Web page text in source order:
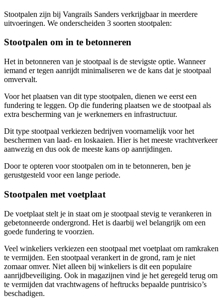
Stootpalen zijn bij Vangrails Sanders verkrijgbaar in meerdere
uitvoeringen. We onderscheiden 3 soorten stootpalen:
Stootpalen om in te betonneren
Het in betonneren van je stootpaal is de stevigste optie. Wanneer
iemand er tegen aanrijdt minimaliseren we de kans dat je stootpaal
omvervalt.
Voor het plaatsen van dit type stootpalen, dienen we eerst een
fundering te leggen. Op die fundering plaatsen we de stootpaal als
extra bescherming van je werknemers en infrastructuur.
Dit type stootpaal verkiezen bedrijven voornamelijk voor het
beschermen van laad- en loskaaien. Hier is het meeste vrachtverkeer
aanwezig en dus ook de meeste kans op aanrijdingen.
Door te opteren voor stootpalen om in te betonneren, ben je
gerustgesteld voor een lange periode.
Stootpalen met voetplaat
De voetplaat stelt je in staat om je stootpaal stevig te verankeren in
gebetonneerde ondergrond. Het is daarbij wel belangrijk om een
goede fundering te voorzien.
Veel winkeliers verkiezen een stootpaal met voetplaat om ramkraken
te vermijden. Een stootpaal verankert in de grond, ram je niet
zomaar omver. Niet alleen bij winkeliers is dit een populaire
aanrijdbeveiliging. Ook in magazijnen vind je het geregeld terug om
te vermijden dat vrachtwagens of heftrucks bepaalde puntrisico’s
beschadigen.